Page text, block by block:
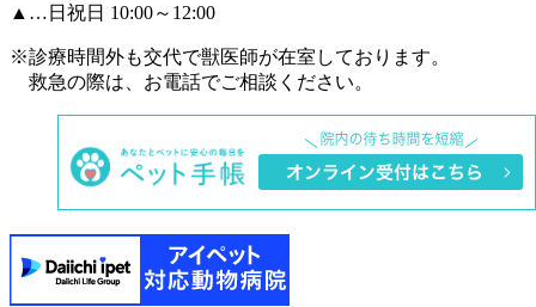
▲ …日祝日 10:00～12:00
※診療時間外も交代で獣医師が在室しております。
救急の際は、お電話でご相談ください。